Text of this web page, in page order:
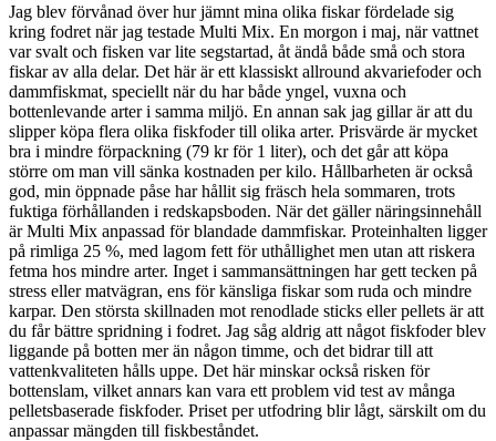
Jag blev förvånad över hur jämnt mina olika fiskar fördelade sig
kring fodret när jag testade Multi Mix. En morgon i maj, när vattnet
var svalt och fisken var lite segstartad, åt ändå både små och stora
fiskar av alla delar. Det här är ett klassiskt allround akvariefoder och
dammfiskmat, speciellt när du har både yngel, vuxna och
bottenlevande arter i samma miljö. En annan sak jag gillar är att du
slipper köpa flera olika fiskfoder till olika arter. Prisvärde är mycket
bra i mindre förpackning (79 kr för 1 liter), och det går att köpa
större om man vill sänka kostnaden per kilo. Hållbarheten är också
god, min öppnade påse har hållit sig fräsch hela sommaren, trots
fuktiga förhållanden i redskapsboden. När det gäller näringsinnehåll
är Multi Mix anpassad för blandade dammfiskar. Proteinhalten ligger
på rimliga 25 %, med lagom fett för uthållighet men utan att riskera
fetma hos mindre arter. Inget i sammansättningen har gett tecken på
stress eller matvägran, ens för känsliga fiskar som ruda och mindre
karpar. Den största skillnaden mot renodlade sticks eller pellets är att
du får bättre spridning i fodret. Jag såg aldrig att något fiskfoder blev
liggande på botten mer än någon timme, och det bidrar till att
vattenkvaliteten hålls uppe. Det här minskar också risken för
bottenslam, vilket annars kan vara ett problem vid test av många
pelletsbaserade fiskfoder. Priset per utfodring blir lågt, särskilt om du
anpassar mängden till fiskbeståndet.